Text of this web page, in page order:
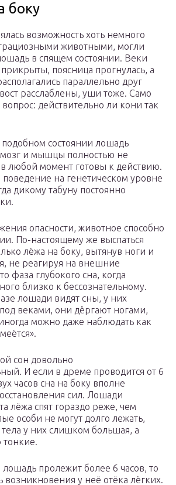
боку
возможность хоть немного
животными, могли
в спящем состоянии. Веки
поясница прогнулась, а
параллельно друг
расслаблены, уши тоже. Само
действительно ли кони так
состоянии лошадь
мозг и мышцы полностью не
в любой момент готовы к действию.
поведение на генетическом уровне
дикому табуну постоянно
опасности, животное способно
По-настоящему же выспаться
лёжа на боку, вытянув ноги и
не реагируя на внешние
фаза глубокого сна, когда
близко к бессознательному.
лошади видят сны, у них
под веками, они дёргают ногами,
можно даже наблюдать как
сон довольно
И если в дреме проводится от 6
часов сна на боку вполне
сил. Лошади
лёжа спят гораздо реже, чем
особи не могут долго лежать,
тела у них слишком большая, а
тонкие.
лошадь пролежит более 6 часов, то
возникновения у неё отёка лёгких.